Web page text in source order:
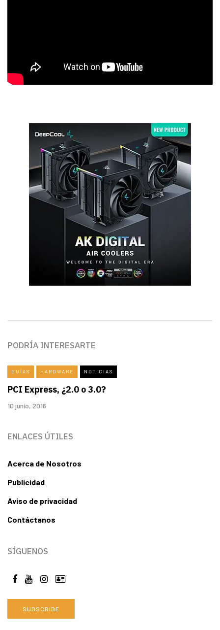
PODRÍA INTERESARTE
GUÍAS HARDWARE NOTICIAS
PCI Express, ¿2.0 o 3.0?
10 junio, 2016
ENLACES ÚTILES
Acerca de Nosotros
Publicidad
Aviso de privacidad
Contáctanos
SÍGUENOS
SUBSCRIBE